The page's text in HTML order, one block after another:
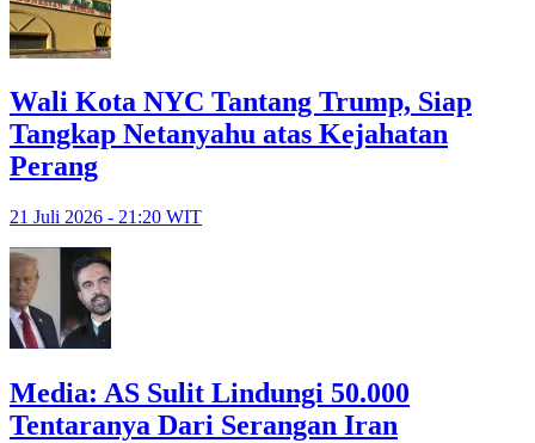
Wali Kota NYC Tantang Trump, Siap
Tangkap Netanyahu atas Kejahatan
Perang
21 Juli 2026 - 21:20 WIT
Media: AS Sulit Lindungi 50.000
Tentaranya Dari Serangan Iran